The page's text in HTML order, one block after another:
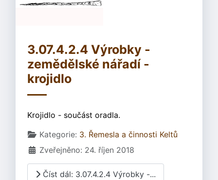
3.07.4.2.4 Výrobky -
zemědělské nářadí -
krojidlo
Krojidlo - součást oradla.
Základní údaje
Kategorie: 3. Řemesla a činnosti Keltů
Zveřejněno: 24. říjen 2018
Číst dál: 3.07.4.2.4 Výrobky -...